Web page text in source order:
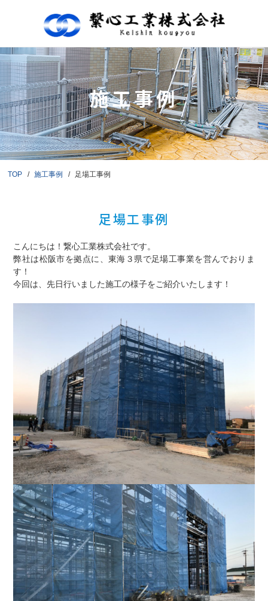
施工事例
TOP 施工事例 足場工事例
足場工事例
こんにちは！繋心工業株式会社です。
弊社は松阪市を拠点に、東海３県で足場工事業を営んでおりま
す！
今回は、先日行いました施工の様子をご紹介いたします！